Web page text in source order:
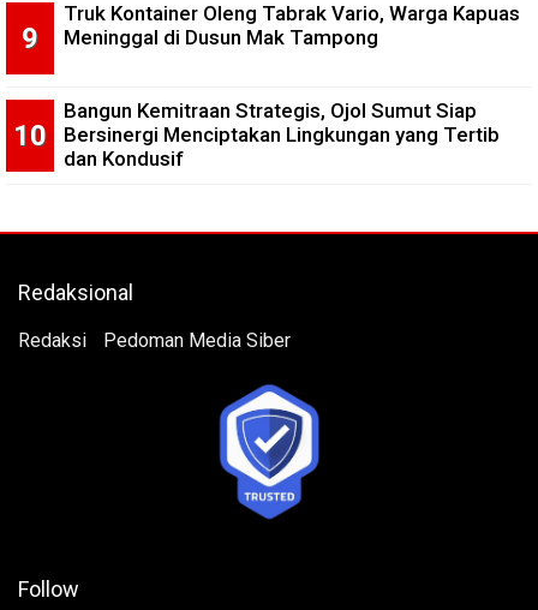
Truk Kontainer Oleng Tabrak Vario, Warga Kapuas
Meninggal di Dusun Mak Tampong
Bangun Kemitraan Strategis, Ojol Sumut Siap
Bersinergi Menciptakan Lingkungan yang Tertib
dan Kondusif
Redaksional
Redaksi Pedoman Media Siber
Follow